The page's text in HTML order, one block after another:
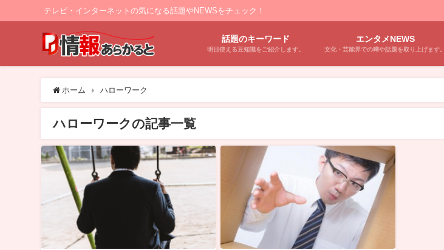
テレビ・インターネットの気になる話題やNEWSをチェック！
話題のキーワード
明日使える豆知識をご紹介します。
エンタメNEWS
文化・芸能界での噂や話題を取り上げます。
ホーム ハローワーク
ハローワークの記事一覧